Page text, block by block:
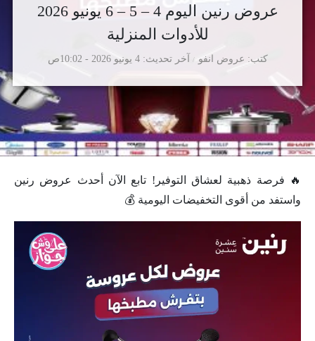
عروض رنين اليوم 4 – 5 – 6 يونيو 2026
للأدوات المنزلية
كتب عروض انفو آخر تحديث 4 يونيو 2026 - 10:02ص
🔥 فرصة ذهبية لعشاق التوفير! تابع الآن أحدث عروض رنين
واستفد من أقوى التخفيضات اليومية 💰